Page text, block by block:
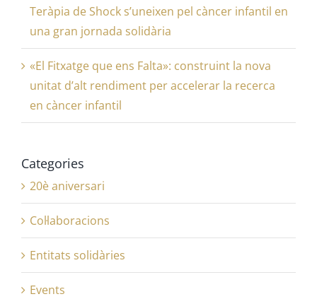
Teràpia de Shock s’uneixen pel càncer infantil en
una gran jornada solidària
«El Fitxatge que ens Falta»: construint la nova
unitat d’alt rendiment per accelerar la recerca
en càncer infantil
Categories
20è aniversari
Col·laboracions
Entitats solidàries
Events